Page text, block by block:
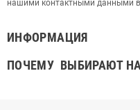
нашими контактными данными
ИНФОРМАЦИЯ
ПОЧЕМУ ВЫБИРАЮТ